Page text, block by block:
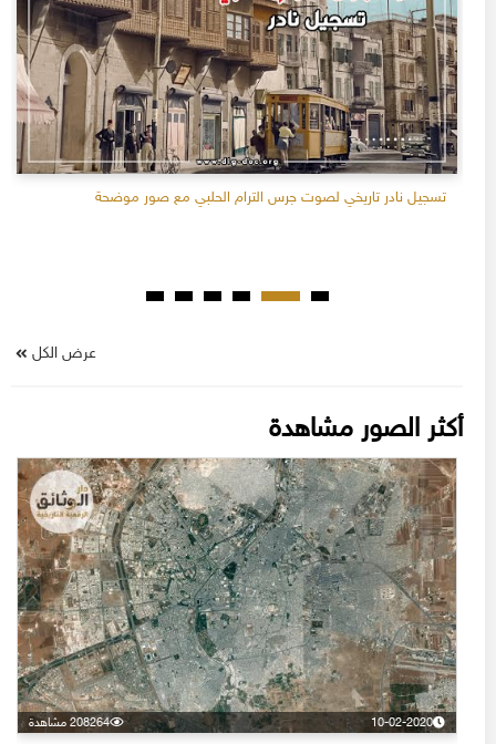
تسجيل نادر تاريخي لصوت جرس الترام الحلبي مع صور موضحة
عرض الكل
أكثر الصور مشاهدة
10-02-2020 208264 مشاهدة